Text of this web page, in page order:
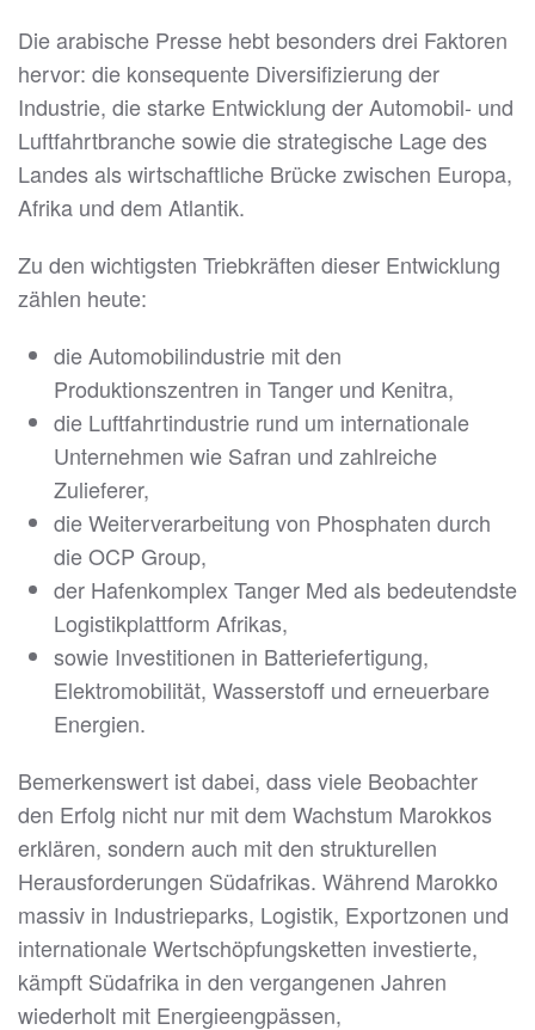
Die arabische Presse hebt besonders drei Faktoren
hervor: die konsequente Diversifizierung der
Industrie, die starke Entwicklung der Automobil- und
Luftfahrtbranche sowie die strategische Lage des
Landes als wirtschaftliche Brücke zwischen Europa,
Afrika und dem Atlantik.
Zu den wichtigsten Triebkräften dieser Entwicklung
zählen heute:
die Automobilindustrie mit den
Produktionszentren in Tanger und Kenitra,
die Luftfahrtindustrie rund um internationale
Unternehmen wie Safran und zahlreiche
Zulieferer,
die Weiterverarbeitung von Phosphaten durch
die OCP Group,
der Hafenkomplex Tanger Med als bedeutendste
Logistikplattform Afrikas,
sowie Investitionen in Batteriefertigung,
Elektromobilität, Wasserstoff und erneuerbare
Energien.
Bemerkenswert ist dabei, dass viele Beobachter
den Erfolg nicht nur mit dem Wachstum Marokkos
erklären, sondern auch mit den strukturellen
Herausforderungen Südafrikas. Während Marokko
massiv in Industrieparks, Logistik, Exportzonen und
internationale Wertschöpfungsketten investierte,
kämpft Südafrika in den vergangenen Jahren
wiederholt mit Energieengpässen,